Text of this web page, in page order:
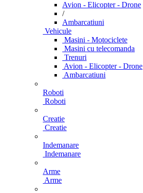
Avion - Elicopter - Drone
/
Ambarcatiuni
Vehicule
Masini - Motociclete
Masini cu telecomanda
Trenuri
Avion - Elicopter - Drone
Ambarcatiuni
Roboti
Roboti
Creatie
Creatie
Indemanare
Indemanare
Arme
Arme